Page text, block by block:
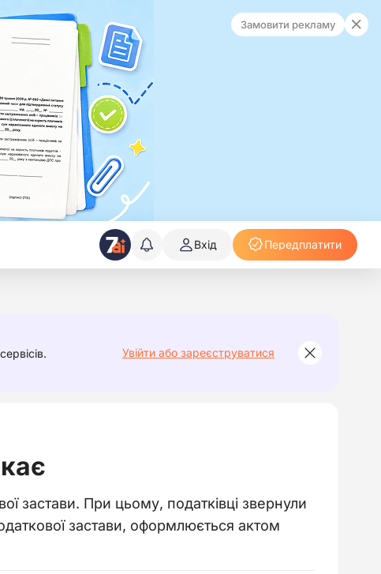
Замовити рекламу
Вхід Передплатити
Увійти або зареєструватися
застави. При цьому, податківці звернули
застави, оформлюється актом